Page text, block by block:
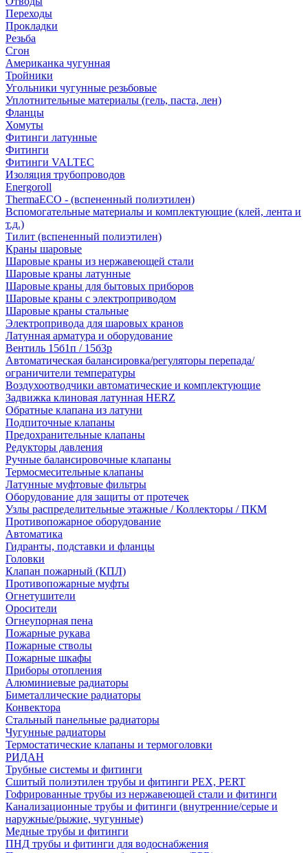
Переходы
Прокладки
Резьба
Сгон
Американка чугунная
Тройники
Угольники чугунные резьбовые
Уплотнительные материалы (гель, паста, лен)
Фланцы
Хомуты
Фитинги латунные
Фитинги
Фитинги VALTEC
Изоляция трубопроводов
Energoroll
ThermaECO - (вспененный полиэтилен)
Вспомогательные материалы и комплектующие (клей, лента и
т.д.)
Тилит (вспененный полиэтилен)
Краны шаровые
Шаровые краны из нержавеющей стали
Шаровые краны латунные
Шаровые краны для бытовых приборов
Шаровые краны с электроприводом
Шаровые краны стальные
Электропривода для шаровых кранов
Латунная арматура и оборудование
Вентиль 15б1п / 15б3р
Автоматическая балансировка/регуляторы перепада/
ограничители температуры
Воздухоотводчики автоматические и комплектующие
Задвижка клиновая латунная HERZ
Обратные клапана из латуни
Подпиточные клапаны
Предохранительные клапаны
Редукторы давления
Ручные балансировочные клапаны
Термосмесительные клапаны
Латунные муфтовые фильтры
Оборудование для защиты от протечек
Узлы распределительные этажные / Коллекторы / ПКМ
Противопожарное оборудование
Автоматика
Гидранты, подставки и фланцы
Головки
Клапан пожарный (КПЛ)
Противопожарные муфты
Огнетушители
Оросители
Огнеупорная пена
Пожарные рукава
Пожарные стволы
Пожарные шкафы
Приборы отопления
Алюминиевые радиаторы
Биметаллические радиаторы
Конвектора
Стальный панельные радиаторы
Чугунные радиаторы
Термостатические клапаны и термоголовки
РИДАН
Трубные системы и фитинги
Сшитый полиэтилен трубы и фитинги PEX, PERT
Гофрированные трубы из нержавеющей стали и фитинги
Канализационные трубы и фитинги (внутренние/серые и
наружные/рыжие, чугунные)
Медные трубы и фитинги
ПНД трубы и фитинги для водоснабжения